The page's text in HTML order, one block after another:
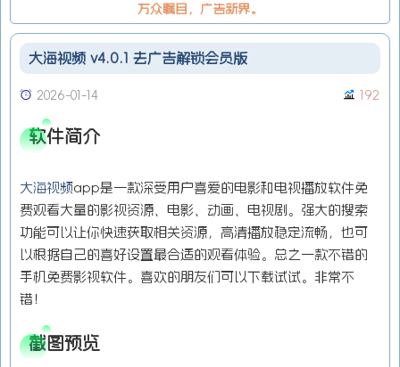
万众瞩目，广告新界。
大海视频 v4.0.1 去广告解锁会员版
2026-01-14 192
软件简介
大海视频app是一款深受用户喜爱的电影和电视播放软件免
费观看大量的影视资源、电影、动画、电视剧。强大的搜索
功能可以让你快速获取相关资源，高清播放稳定流畅，也可
以根据自己的喜好设置最合适的观看体验。总之一款不错的
手机免费影视软件。喜欢的朋友们可以下载试试。非常不
错！
截图预览